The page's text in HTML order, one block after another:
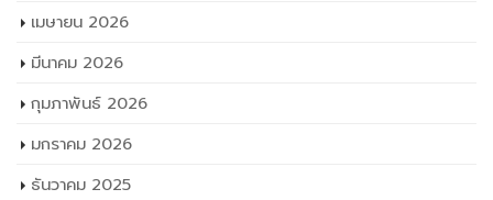
มกราคม 2026
ธันวาคม 2025
พฤศจิกายน 2025
ตุลาคม 2025
กันยายน 2025